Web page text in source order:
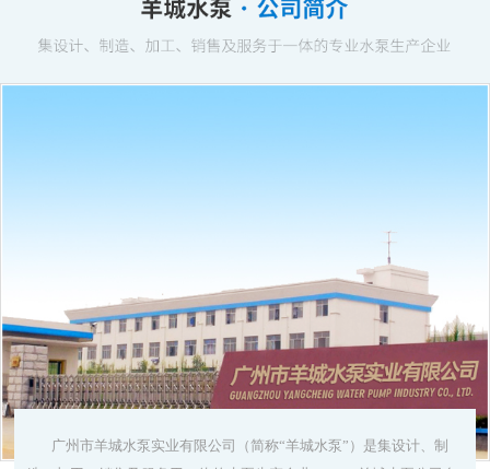
广州市羊城水泵实业有限公司（简称“羊城水泵”）是集设计、制